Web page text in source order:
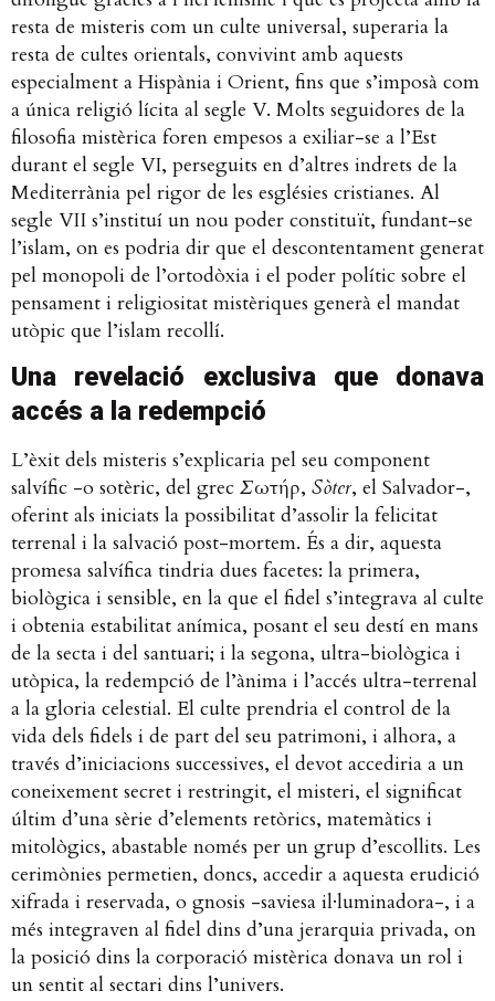
resta de misteris com un culte universal, superaria la
resta de cultes orientals, convivint amb aquests
especialment a Hispània i Orient, fins que s’imposà com
a única religió lícita al segle V. Molts seguidores de la
filosofia mistèrica foren empesos a exiliar-se a l’Est
durant el segle VI, perseguits en d’altres indrets de la
Mediterrània pel rigor de les esglésies cristianes. Al
segle VII s’instituí un nou poder constituït, fundant-se
l’islam, on es podria dir que el descontentament generat
pel monopoli de l’ortodòxia i el poder polític sobre el
pensament i religiositat mistèriques generà el mandat
utòpic que l’islam recollí.
Una revelació exclusiva que donava
accés a la redempció
L’èxit dels misteris s’explicaria pel seu component
salvífic -o sotèric, del grec Σωτήρ, Sòter, el Salvador-,
oferint als iniciats la possibilitat d’assolir la felicitat
terrenal i la salvació post-mortem. És a dir, aquesta
promesa salvífica tindria dues facetes: la primera,
biològica i sensible, en la que el fidel s’integrava al culte
i obtenia estabilitat anímica, posant el seu destí en mans
de la secta i del santuari; i la segona, ultra-biològica i
utòpica, la redempció de l’ànima i l’accés ultra-terrenal
a la gloria celestial. El culte prendria el control de la
vida dels fidels i de part del seu patrimoni, i alhora, a
través d’iniciacions successives, el devot accediria a un
coneixement secret i restringit, el misteri, el significat
últim d’una sèrie d’elements retòrics, matemàtics i
mitològics, abastable només per un grup d’escollits. Les
cerimònies permetien, doncs, accedir a aquesta erudició
xifrada i reservada, o gnosis -saviesa il·luminadora-, i a
més integraven al fidel dins d’una jerarquia privada, on
la posició dins la corporació mistèrica donava un rol i
un sentit al sectari dins l’univers.